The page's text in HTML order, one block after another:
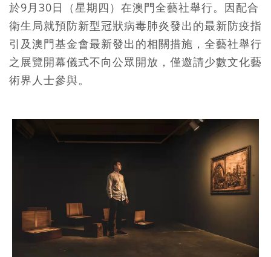
於9月30日（星期四）在澳門全藝社舉行。因配合
衛生局就預防新型冠狀病毒肺炎發出的最新防疫指
引及澳門基金會最新發出的相關措施，全藝社舉行
之展覽開幕儀式不向公眾開放，僅邀請少數文化藝
術界人士參與。